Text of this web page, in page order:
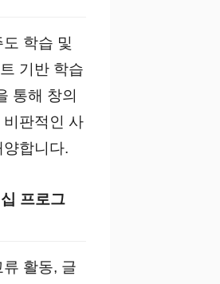
학습 및
기반 학습
통해 창의
비판적인 사
양합니다.
프로그
류 활동, 글